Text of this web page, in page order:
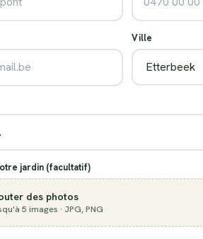
Ville
jardin (facultatif)
des photos
5 images · JPG, PNG